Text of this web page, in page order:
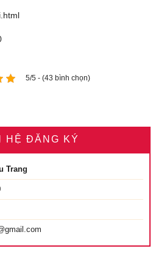
5/5 - (43 bình chọn)
HỆ ĐĂNG KÝ
Trang